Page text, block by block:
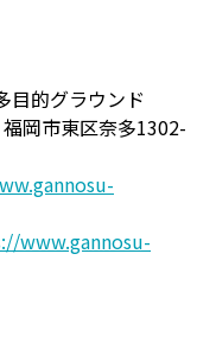
目的グラウンド
岡市東区奈多1302-
www.gannosu-